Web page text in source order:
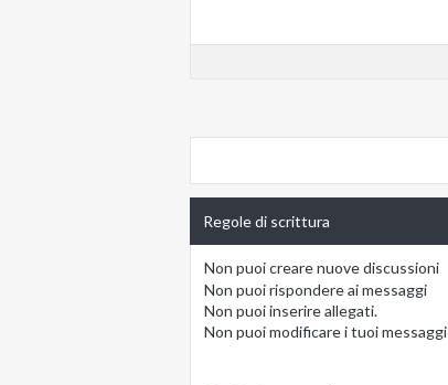
Regole di scrittura
Non puoicreare nuove discussioni
Non puoirispondere ai messaggi
Non puoiinserire allegati.
Non puoimodificare i tuoi messaggi